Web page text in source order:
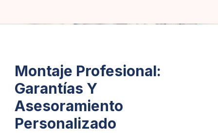
Montaje Profesional:
Garantías Y
Asesoramiento
Personalizado